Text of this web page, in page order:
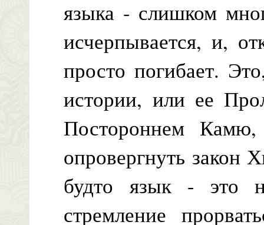
языка - слишком
исчерпывается, и,
просто погибает.
истории, или ее
Постороннем Камю,
опровергнуть закон
будто язык - это
стремление